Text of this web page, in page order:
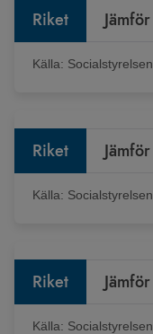
Riket Jämför
Källa: Socialstyrelsen
Riket Jämför
Källa: Socialstyrelsen
Riket Jämför
Källa: Socialstyrelsen